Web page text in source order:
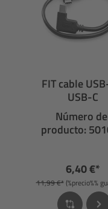
FIT cable
USB-C
Número
producto:
6,40 €*
11,99 €*(%precio%%